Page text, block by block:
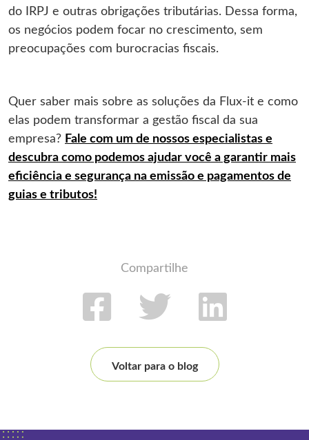
do IRPJ e outras obrigações tributárias. Dessa forma,
os negócios podem focar no crescimento, sem
preocupações com burocracias fiscais.
Quer saber mais sobre as soluções da Flux-it e como
elas podem transformar a gestão fiscal da sua
empresa? Fale com um de nossos especialistas e
descubra como podemos ajudar você a garantir mais
eficiência e segurança na emissão e pagamentos de
guias e tributos!
Compartilhe
Voltar para o blog